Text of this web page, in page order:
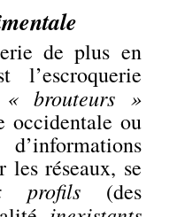
de plus en
l’escroquerie
« brouteurs »
occidentale ou
les réseaux, se
profils(des